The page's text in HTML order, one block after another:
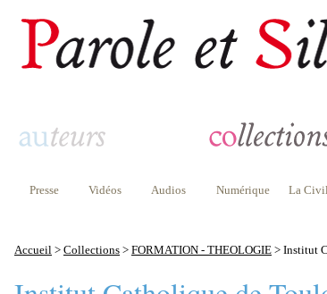
Presse Vidéos Audios Numérique La
Accueil > Collections > FORMATION - THEOLOGIE > Institut